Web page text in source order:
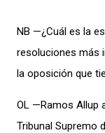
NB —¿Cuál es la
resoluciones más
la oposición que
OL —Ramos Allup
Tribunal Supremo